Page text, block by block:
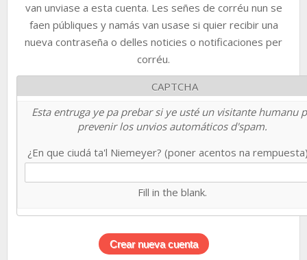
van unviase a esta cuenta. Les señes de corréu nun se
faen públiques y namás van usase si quier recibir una
nueva contraseña o delles noticies o notificaciones per
corréu.
CAPTCHA
Esta entruga ye pa prebar si ye usté un visitante humanu
prevenir los unvios automáticos d'spam.
¿En que ciudá ta'l Niemeyer? (poner acentos na
Fill in the blank.